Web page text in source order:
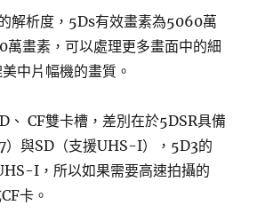
解析度，5Ds有效畫素為5060萬
畫素，可以處理更多畫面中的細
中片幅機的畫質。
、 CF雙卡槽，差別在於5DSR具備
）與SD（支援UHS-I），5D3的
I，所以如果需要高速拍攝的
卡。